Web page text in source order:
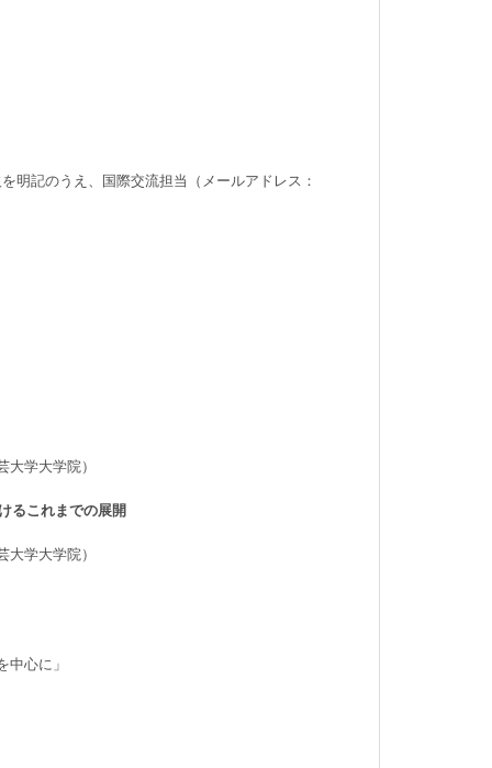
記のうえ、国際交流担当（メールアドレス：
学大学院）
るこれまでの展開
学大学院）
心に」